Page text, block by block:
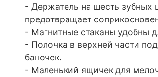
- Держатель на шесть зубных
предотвращает
- Магнитные стаканы удобны
- Полочка в верхней части
баночек.
- Маленький ящичек для